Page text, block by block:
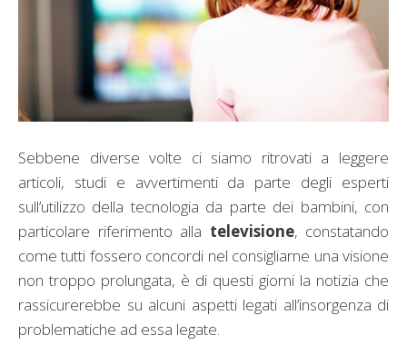
Sebbene diverse volte ci siamo ritrovati a leggere
articoli, studi e avvertimenti da parte degli esperti
sull’utilizzo della tecnologia da parte dei bambini, con
particolare riferimento alla televisione, constatando
come tutti fossero concordi nel consigliarne una visione
non troppo prolungata, è di questi giorni la notizia che
rassicurerebbe su alcuni aspetti legati all’insorgenza di
problematiche ad essa legate.